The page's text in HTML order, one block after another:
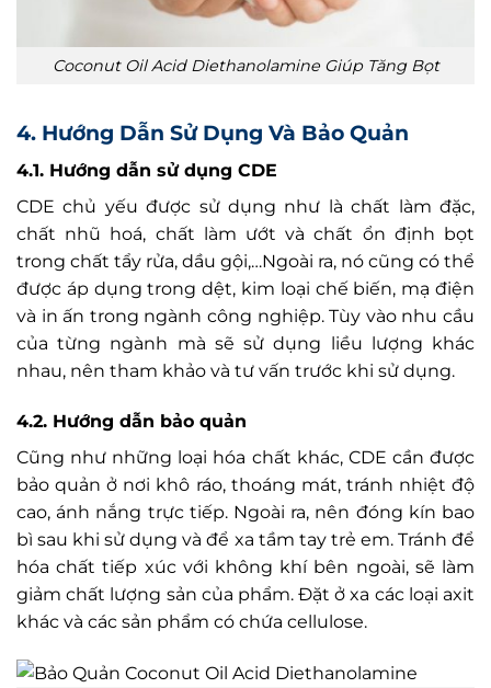
Coconut Oil Acid Diethanolamine Giúp Tăng Bọt
4. Hướng Dẫn Sử Dụng Và Bảo Quản
4.1. Hướng dẫn sử dụng CDE
CDE chủ yếu được sử dụng như là chất làm đặc,
chất nhũ hoá, chất làm ướt và chất ổn định bọt
trong chất tẩy rửa, dầu gội,…Ngoài ra, nó cũng có thể
được áp dụng trong dệt, kim loại chế biến, mạ điện
và in ấn trong ngành công nghiệp. Tùy vào nhu cầu
của từng ngành mà sẽ sử dụng liều lượng khác
nhau, nên tham khảo và tư vấn trước khi sử dụng.
4.2. Hướng dẫn bảo quản
Cũng như những loại hóa chất khác, CDE cần được
bảo quản ở nơi khô ráo, thoáng mát, tránh nhiệt độ
cao, ánh nắng trực tiếp. Ngoài ra, nên đóng kín bao
bì sau khi sử dụng và để xa tầm tay trẻ em. Tránh để
hóa chất tiếp xúc với không khí bên ngoài, sẽ làm
giảm chất lượng sản của phẩm. Đặt ở xa các loại axit
khác và các sản phẩm có chứa cellulose.